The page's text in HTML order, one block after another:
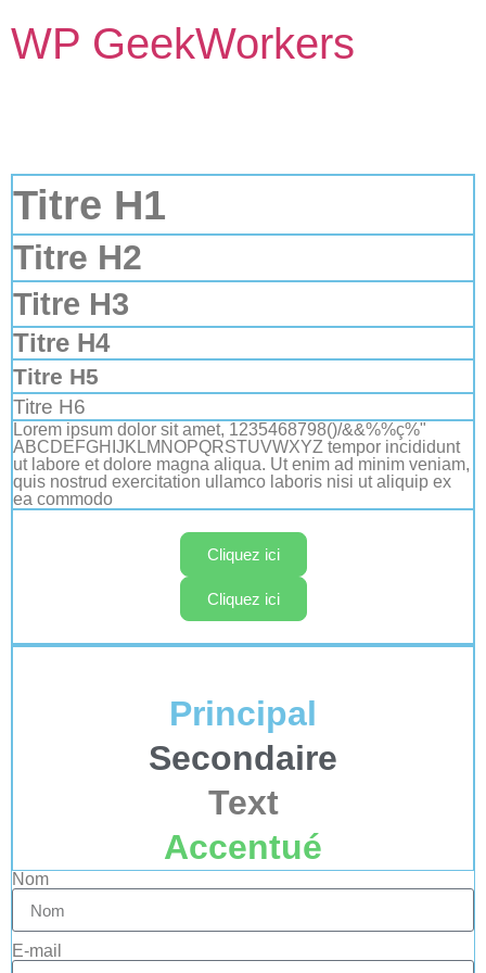
WP GeekWorkers
Titre H1
Titre H2
Titre H3
Titre H4
Titre H5
Titre H6
Lorem ipsum dolor sit amet, 1235468798()/&&%%ç%"
ABCDEFGHIJKLMNOPQRSTUVWXYZ tempor incididunt
ut labore et dolore magna aliqua. Ut enim ad minim veniam,
quis nostrud exercitation ullamco laboris nisi ut aliquip ex
ea commodo
Cliquez ici
Cliquez ici
Principal
Secondaire
Text
Accentué
Nom
E-mail